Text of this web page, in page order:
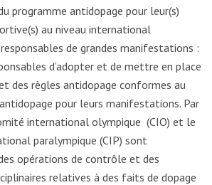
programme antidopage pour leur(s)
au niveau international
de grandes manifestations :
d’adopter et de mettre en place
des règles antidopage conformes au
pour leurs manifestations. Par
international olympique (CIO) et le
paralympique (CIP) sont
opérations de contrôle et des
relatives à des faits de dopage